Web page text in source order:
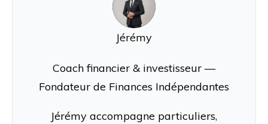
J
Jérémy
Coach financier & investisseur —
Fondateur de Finances Indépendantes
Jérémy accompagne particuliers,